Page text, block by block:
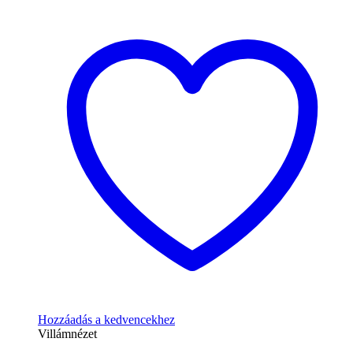
Hozzáadás a kedvencekhez
Villámnézet